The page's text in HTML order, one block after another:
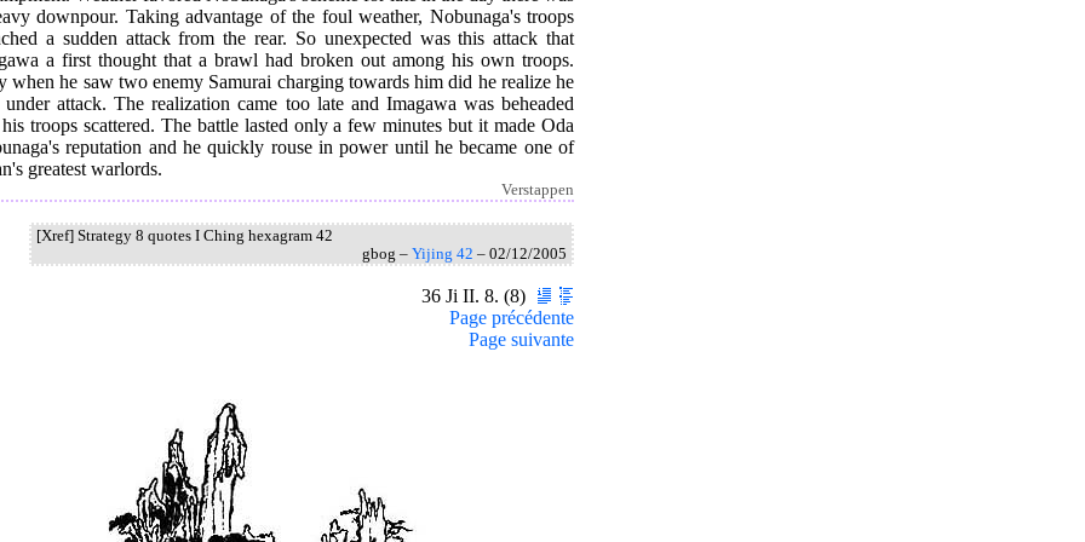
downpour. Taking advantage of the foul weather, Nobunaga's troops
a sudden attack from the rear. So unexpected was this attack that
a first thought that a brawl had broken out among his own troops.
when he saw two enemy Samurai charging towards him did he realize he
under attack. The realization came too late and Imagawa was beheaded
troops scattered. The battle lasted only a few minutes but it made Oda
reputation and he quickly rouse in power until he became one of
greatest warlords.
Verstappen
[Xref] Strategy 8 quotes I Ching hexagram 42
gbog – Yijing 42 – 02/12/2005
36 Ji II. 8. (8)
Page précédente
Page suivante